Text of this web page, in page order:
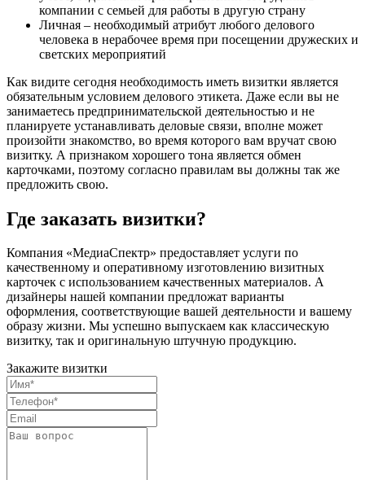
компании с семьей для работы в другую страну
Личная – необходимый атрибут любого делового
человека в нерабочее время при посещении дружеских и
светских мероприятий
Как видите сегодня необходимость иметь визитки является
обязательным условием делового этикета. Даже если вы не
занимаетесь предпринимательской деятельностью и не
планируете устанавливать деловые связи, вполне может
произойти знакомство, во время которого вам вручат свою
визитку. А признаком хорошего тона является обмен
карточками, поэтому согласно правилам вы должны так же
предложить свою.
Где заказать визитки?
Компания «МедиаСпектр» предоставляет услуги по
качественному и оперативному изготовлению визитных
карточек с использованием качественных материалов. А
дизайнеры нашей компании предложат варианты
оформления, соответствующие вашей деятельности и вашему
образу жизни. Мы успешно выпускаем как классическую
визитку, так и оригинальную штучную продукцию.
Закажите визитки